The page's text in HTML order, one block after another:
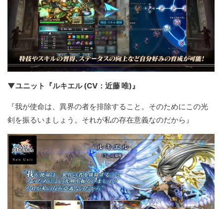
▼ユニット『ルキエル (CV：近藤 唯)』
『我が使命は、異界の者を排除すること。そのためにこの光
剣を振るいましょう。それが私の存在意義なのだから』